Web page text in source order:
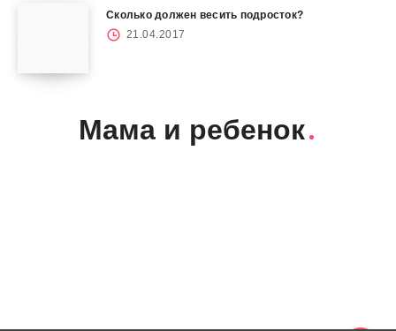
Сколько должен весить подросток?
21.04.2017
Мама и ребенок